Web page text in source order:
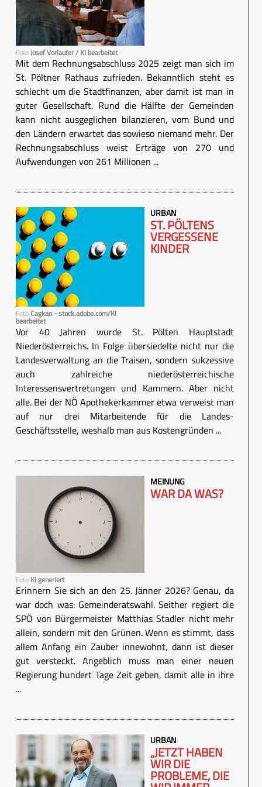
FotoJosef Vorlaufer / KI bearbeitet
Mit dem Rechnungsabschluss 2025 zeigt man sich im
St. Pöltner Rathaus zufrieden. Bekanntlich steht es
schlecht um die Stadtfinanzen, aber damit ist man in
guter Gesellschaft. Rund die Hälfte der Gemeinden
kann nicht ausgeglichen bilanzieren, vom Bund und
den Ländern erwartet das sowieso niemand mehr. Der
Rechnungsabschluss weist Erträge von 270 und
Aufwendungen von 261 Millionen ...
FotoCagkan - stock.adobe.com/KI
bearbeitet
URBAN
ST. PÖLTENS
VERGESSENE
KINDER
Vor 40 Jahren wurde St. Pölten Hauptstadt
Niederösterreichs. In Folge übersiedelte nicht nur die
Landesverwaltung an die Traisen, sondern sukzessive
auch zahlreiche niederösterreichische
Interessensvertretungen und Kammern. Aber nicht
alle. Bei der NÖ Apothekerkammer etwa verweist man
auf nur drei Mitarbeitende für die Landes-
Geschäftsstelle, weshalb man aus Kostengründen ...
Foto KI generiert
MEINUNG
WAR DA WAS?
Erinnern Sie sich an den 25. Jänner 2026? Genau, da
war doch was: Gemeinderatswahl. Seither regiert die
SPÖ von Bürgermeister Matthias Stadler nicht mehr
allein, sondern mit den Grünen. Wenn es stimmt, dass
allem Anfang ein Zauber innewohnt, dann ist dieser
gut versteckt. Angeblich muss man einer neuen
Regierung hundert Tage Zeit geben, damit alle in ihre
...
URBAN
„JETZT HABEN
WIR DIE
PROBLEME, DIE